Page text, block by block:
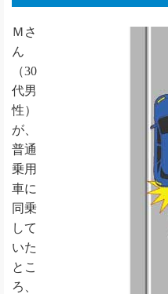
Ｍさ
ん
（30
代男
性）
が、
普通
乗用
車に
同乗
して
いた
とこ
ろ、